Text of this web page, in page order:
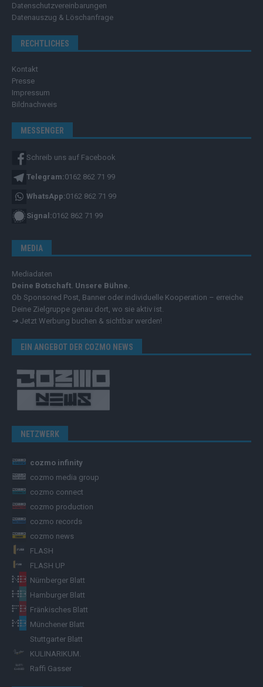
Datenschutzvereinbarungen
Datenauszug & Löschanfrage
RECHTLICHES
Kontakt
Presse
Impressum
Bildnachweis
MESSENGER
Schreib uns auf Facebook
Telegram:0162 862 71 99
WhatsApp:0162 862 71 99
Signal:0162 862 71 99
MEDIA
Mediadaten
Deine Botschaft. Unsere Bühne.
Ob Sponsored Post, Banner oder individuelle Kooperation – erreiche
Deine Zielgruppe genau dort, wo sie aktiv ist.
➔ Jetzt Werbung buchen & sichtbar werden!
EIN ANGEBOT DER COZMO NEWS
NETZWERK
cozmo infinity
cozmo media group
cozmo connect
cozmo production
cozmo records
cozmo news
FLASH
FLASH UP
Nürnberger Blatt
Hamburger Blatt
Fränkisches Blatt
Münchener Blatt
Stuttgarter Blatt
KULINARIKUM.
Raffi Gasser